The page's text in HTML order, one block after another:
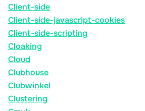
Client-side
Client-side-javascript-cookies
Client-side-scripting
Cloaking
Cloud
Clubhouse
Clubwinkel
Clustering